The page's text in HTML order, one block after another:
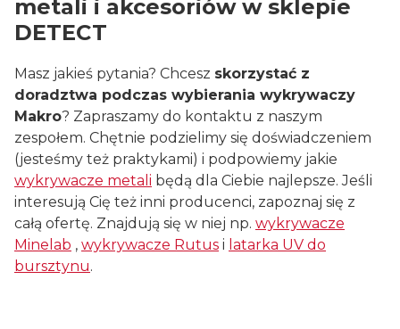
metali i akcesoriów w sklepie
DETECT
Masz jakieś pytania? Chcesz skorzystać z
doradztwa podczas wybierania wykrywaczy
Makro? Zapraszamy do kontaktu z naszym
zespołem. Chętnie podzielimy się doświadczeniem
(jesteśmy też praktykami) i podpowiemy jakie
wykrywacze metali będą dla Ciebie najlepsze. Jeśli
interesują Cię też inni producenci, zapoznaj się z
całą ofertę. Znajdują się w niej np. wykrywacze
Minelab , wykrywacze Rutus i latarka UV do
bursztynu.